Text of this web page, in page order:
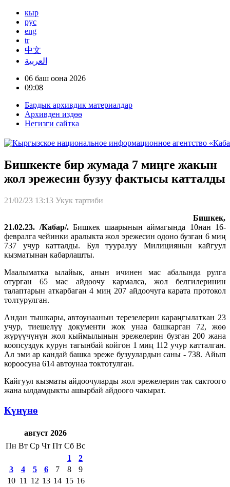
кыр
рус
eng
tr
中文
العربية
06 баш оона 2026
09:08
Бардык архивдик материалдар
Архивден издөө
Негизги сайтка
Бишкекте бир жумада 7 миңге жакын
жол эрежесин бузуу фактысы катталды
21/02/23 13:13 Укук тартиби
Бишкек,
21.02.23. /Кабар/. Бишкек шаарынын аймагында 10нан 16-
февралга чейинки аралыкта жол эрежесин одоно бузган 6 миң
737 учур катталды. Бул тууралуу Милициянын кайгуул
кызматынан кабарлашты.
Маалыматка ылайык, анын ичинен мас абалында рулга
отурган 65 мас айдоочу кармалса, жол белгилеринин
талаптарын аткарбаган 4 миң 207 айдоочуга карата протокол
толтурулган.
Андан тышкары, автоунаанын терезелерин караңгылаткан 23
учур, тиешелүү документи жок унаа башкарган 72, жөө
жүрүүчүнүн жол кыймылынын эрежелерин бузган 200 жана
коопсуздук курун тагынбай койгон 1 миң 112 учур катталган.
Ал эми ар кандай башка эреже бузуулардын саны - 738. Айып
короосуна 614 автоунаа токтотулган.
Кайгуул кызматы айдоочуларды жол эрежелерин так сактоого
жана ылдамдыкты ашырбай айдоого чакырат.
Күнүнө
август 2026
Пн Вт Ср Чт Пт Сб Вс
1
2
3
4 5 6 7 8
9
10 11 12 13 14 15 16